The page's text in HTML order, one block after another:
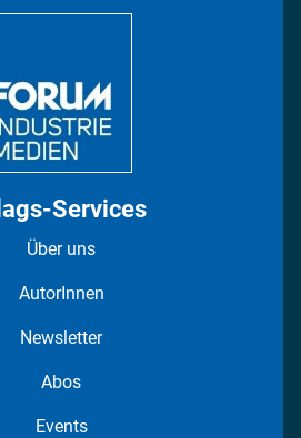
Services
Über uns
AutorInnen
Newsletter
Abos
Events